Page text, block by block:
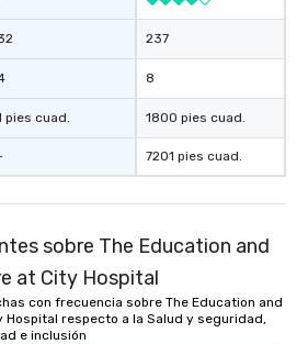
pies cuad.
237
8
1800 pies cuad.
7201 pies cuad.
sobre The Education and
at City Hospital
con frecuencia sobre The Education and
Hospital respecto a la Salud y seguridad,
e inclusión